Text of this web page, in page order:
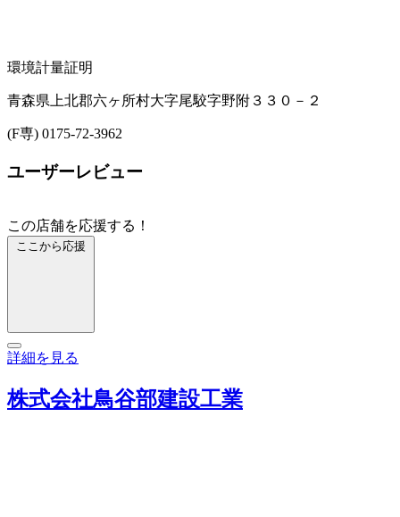
環境計量証明
青森県上北郡六ヶ所村大字尾駮字野附３３０－２
(F専) 0175-72-3962
ユーザーレビュー
この店舗を応援する！
ここから応援
詳細を見る
株式会社鳥谷部建設工業